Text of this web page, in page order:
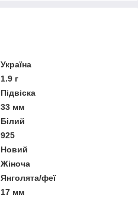
Україна
1.9 г
Підвіска
33 мм
Білий
925
Новий
Жіноча
Янголята/феї
17 мм